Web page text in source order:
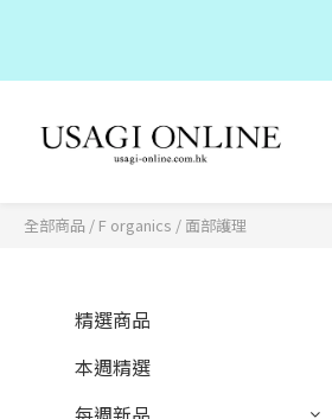
全部商品 / F organics / 面部護理
精選商品
本週精選